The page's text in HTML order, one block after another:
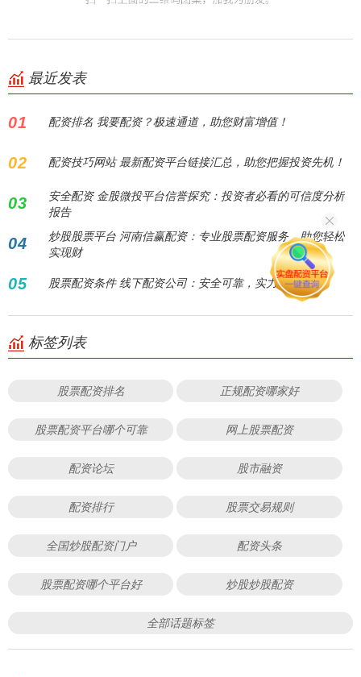
最近发表
01 配资排名 我要配资？极速通道，助您财富增值！
02 配资技巧网站 最新配资平台链接汇总，助您把握投资先机！
03
安全配资 金股微投平台信誉探究：投资者必看的可信度分析
报告
04
炒股股票平台 河南信赢配资：专业股票配资服务，助您轻松
实现财
05 股票配资条件 线下配资公司：安全可靠，实力保障
标签列表
股票配资排名 正规配资哪家好
股票配资平台哪个可靠 网上股票配资
配资论坛 股市融资
配资排行 股票交易规则
全国炒股配资门户 配资头条
股票配资哪个平台好 炒股炒股配资
全部话题标签